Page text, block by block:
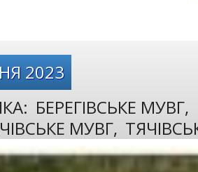
2023
БЕРЕГІВСЬКЕ МУВГ,
МУВГ,